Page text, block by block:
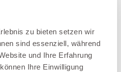
zu bieten setzen wir
sind essenziell, während
und Ihre Erfahrung
Ihre Einwilligung